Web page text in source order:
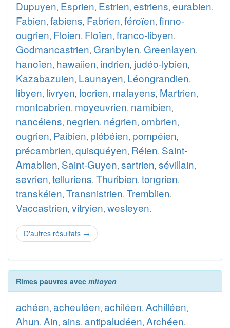
Dupuyen, Esprien, Estrien, estriens, eurabien,
Fabien, fabiens, Fabrien, féroïen, finno-
ougrien, Floien, Floïen, franco-libyen,
Godmancastrien, Granbyien, Greenlayen,
hanoïen, hawaiien, indrien, judéo-lybien,
Kazabazuien, Launayen, Léongrandien,
libyen, livryen, locrien, malayens, Martrien,
montcabrien, moyeuvrien, namibien,
nancéiens, negrien, négrien, ombrien,
ougrien, Paibien, plébéien, pompéien,
précambrien, quisquéyen, Réien, Saint-
Amablien, Saint-Guyen, sartrien, sévillain,
sevrien, telluriens, Thuribien, tongrien,
transkéien, Transnistrien, Tremblien,
Vaccastrien, vitryien, wesleyen.
D'autres résultats →
Rimes pauvres avec mitoyen
achéen, acheuléen, achiléen, Achilléen,
Ahun, Ain, ains, antipaludéen, Archéen,